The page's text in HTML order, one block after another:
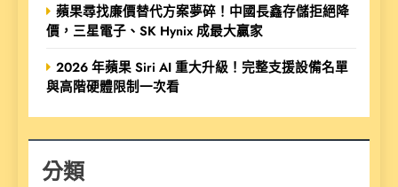
蘋果尋找廉價替代方案夢碎！中國長鑫存儲拒絕降
價，三星電子、SK Hynix 成最大贏家
2026 年蘋果 Siri AI 重大升級！完整支援設備名單
與高階硬體限制一次看
分類